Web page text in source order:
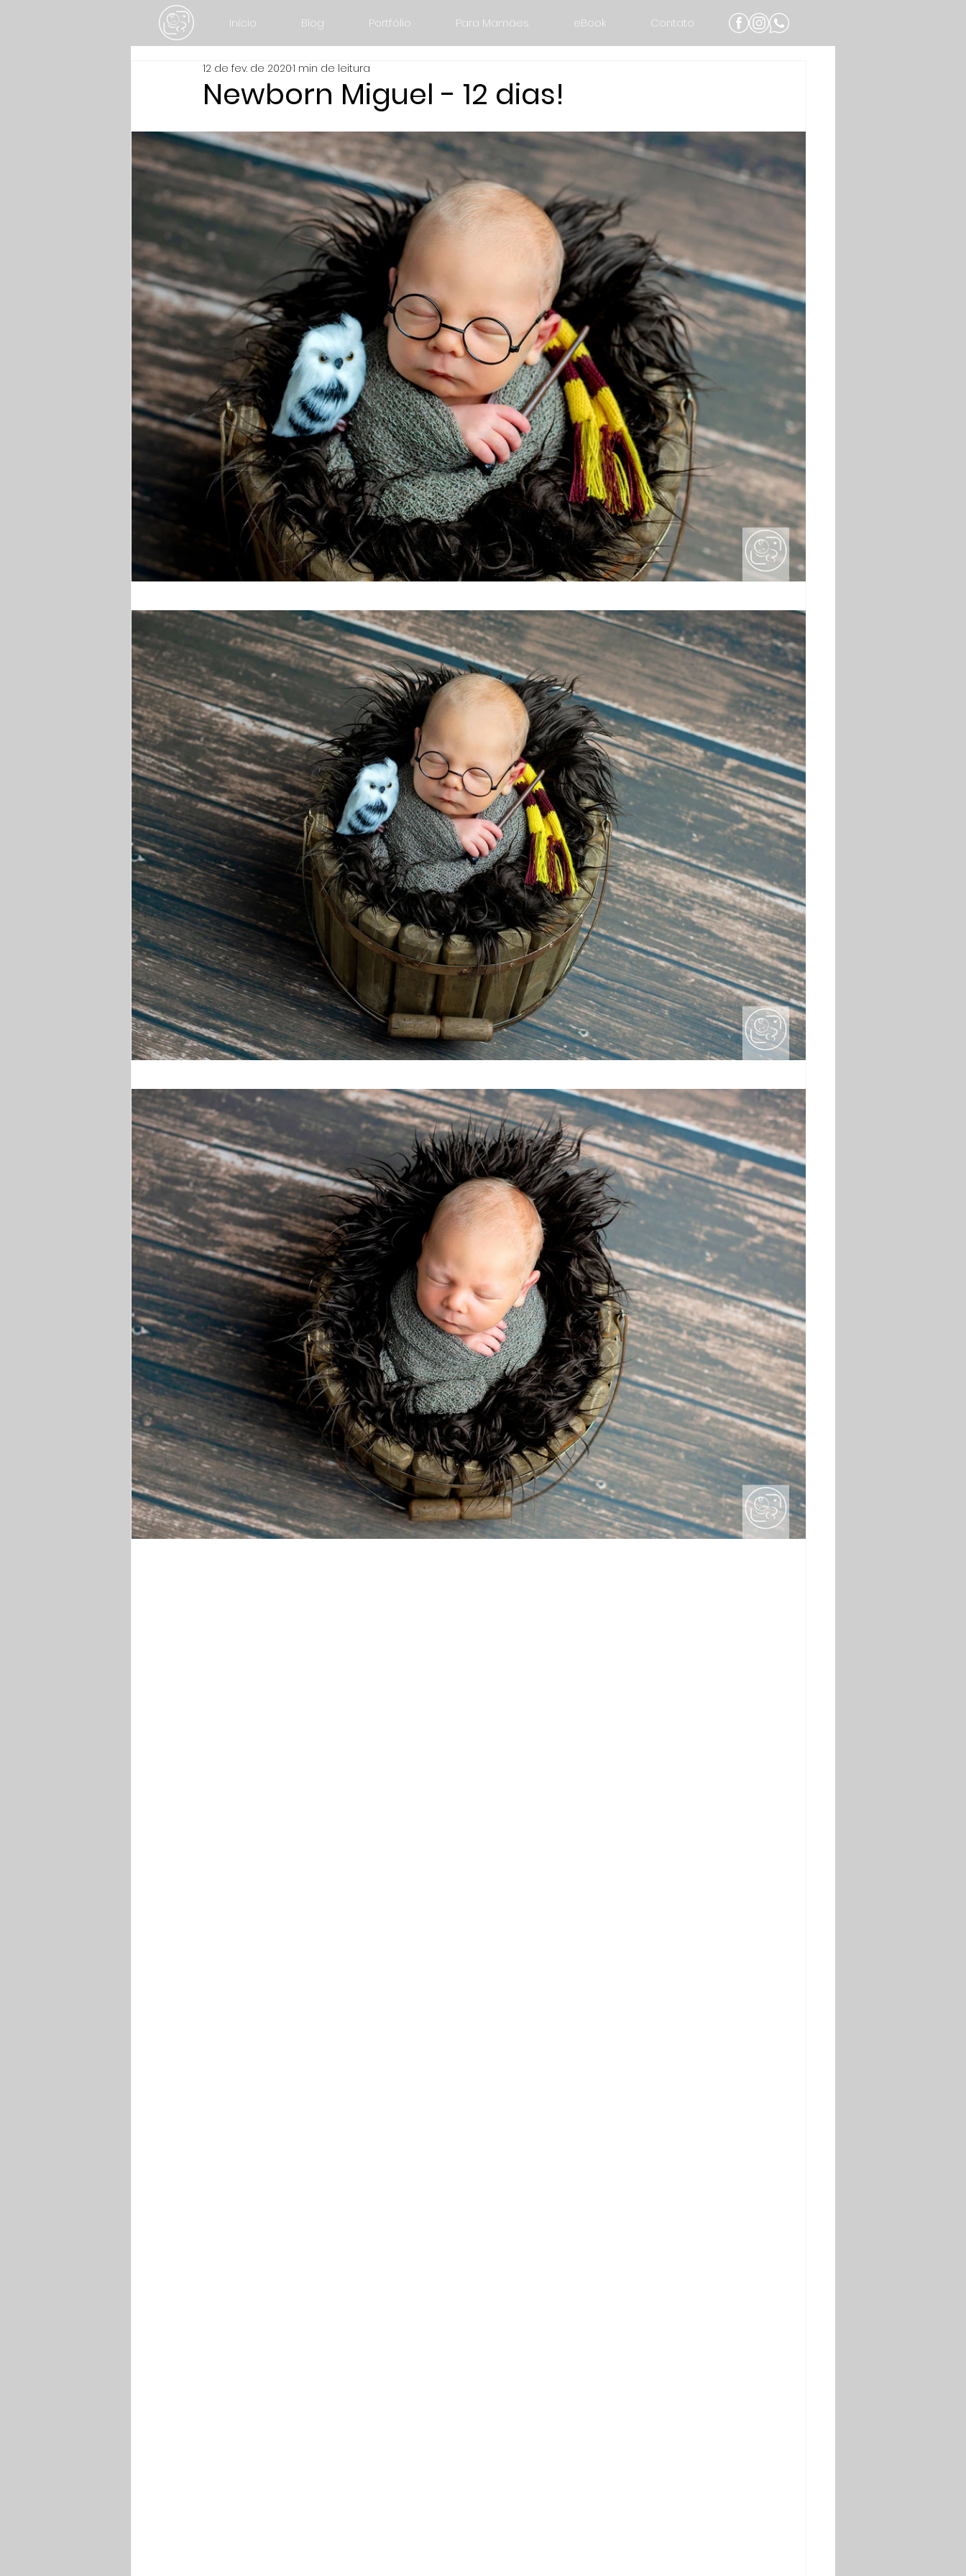
Início Blog Portfólio Para Mamães eBook Contato
Tags: mundo novo fotografia, mundo novo, mundo novo newborn, mundo novo caxias do
sul,
mundo novo serra gaúcha, newborn, newborn caxias, newborn caxias do sul, new born, new
born caxias do sul, newborn são marcos, newborn farroupilha, newborn bento gonçalves,
newborn nova petrópolis, newborn gramado, newborn farroupilha, newborn flores da cunha,
newborn vacaria, newborn antonio prado, newborn garibaldi, newborn serra gaúcha, serra
gaúcha, fotografia recém-nascido, recém-nascido caxias do sul, fotografia caxias do sul,
fotógrafo caxias do sul, estúdio caxias do sul, studio caxias, gestante caxias do sul,
foto de gestante caxias, grávida caxias do sul, gestantes serra gaúcha, bebês caxias do
sul, ensaio recem nascido, bebes caxias do sul, workshop newborn, workshop mundo do
newborn, mundo do newborn, fotografia infantil caxias do sul, fotografo serra gaucha,
estudio fotografico caxias do sul, abfrn, associado abfrn. associação brasileira de
recém-nascidos, newborn arco iris, bebe arco iris, newborn responsável eu faço,
fotografia recém-nascido serra gaúcha, gustavo scain zardo, cláudia magrin, revista
requinte kids e teen, revista requinte, revista afrodite, revista fhox, maternidade
caxias do sul, berçário caxias do sul, ala materno infatil unimed caxias do sul,
berçário unimed caxias, berçário pompéia, smash cake caxias, ensaio smash cake, ensaio
cake smash, smash fruit, ensaio smash fruit, ensaio gestante caxias, chateau lacave
caxias, foto de acompanhamento, ideia de fotografia mensal, ensaio de família, foto em
família, aniversário infantil caxias do sul, foto de aniversário.
Newborn Miguel - 12 dias!
12 de fev. de 20201 min de leitura